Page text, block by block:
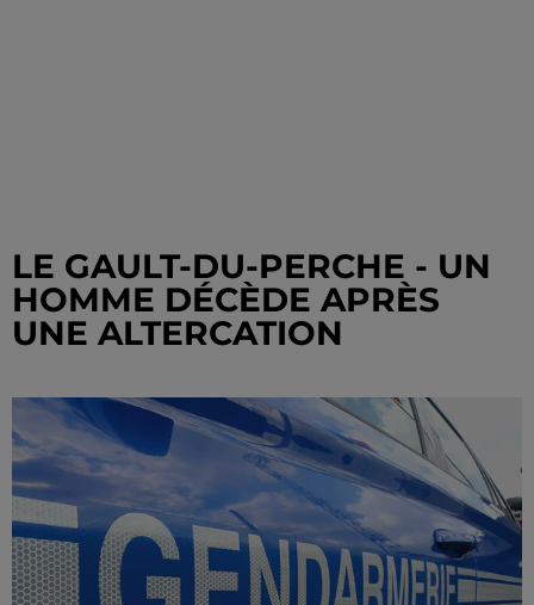
LE GAULT-DU-PERCHE - UN
HOMME DÉCÈDE APRÈS
UNE ALTERCATION